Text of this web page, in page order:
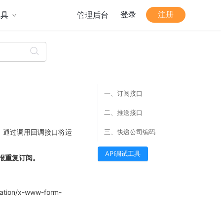
管理后台 登录 注册
过调用回调接口将运
复订阅。
x-www-form-
一、订阅接口
二、推送接口
三、快递公司编码
API调试工具